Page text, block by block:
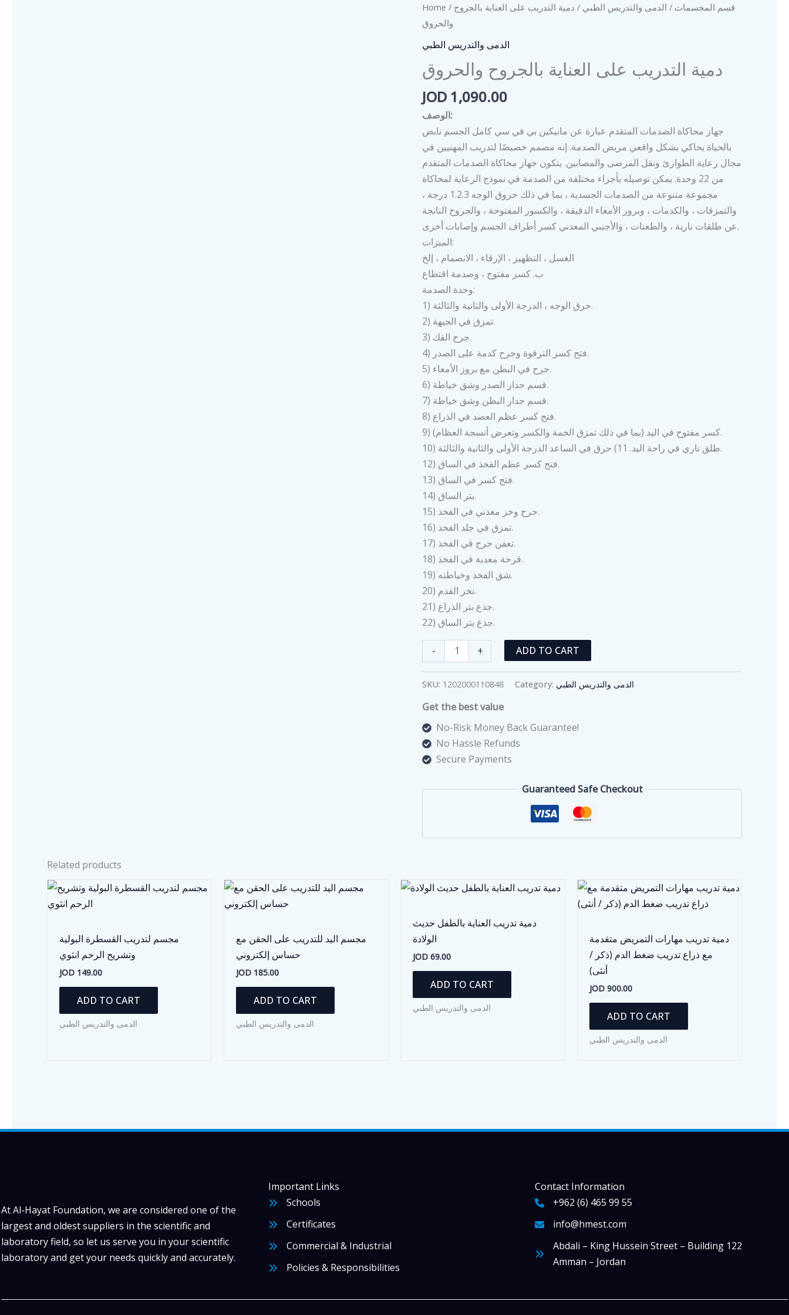
Home / قسم المجسمات / الدمى والتدريس الطبي / دمية التدريب على العناية بالجروح
والحروق
الدمى والتدريس الطبي
دمية التدريب على العناية بالجروح والحروق
JOD 1,090.00
الوصف:
جهاز محاكاة الصدمات المتقدم عبارة عن مانيكين بي في سي كامل الجسم نابض
بالحياة يحاكي بشكل واقعي مريض الصدمة. إنه مصمم خصيصًا لتدريب المهنيين في
مجال رعاية الطوارئ ونقل المرضى والمصابين. يتكون جهاز محاكاة الصدمات المتقدم
من 22 وحدة. يمكن توصيله بأجزاء مختلفة من الصدمة في نموذج الرعاية لمحاكاة
مجموعة متنوعة من الصدمات الجسدية ، بما في ذلك حروق الوجه 1.2.3 درجة ،
والتمزقات ، والكدمات ، وبروز الأمعاء الدقيقة ، والكسور المفتوحة ، والجروح الناتجة
عن طلقات نارية ، والطعنات ، والأجنبي المعدني كسر أطراف الجسم وإصابات أخرى.
الميزات:
الغسل ، التطهير ، الإرقاء ، الانصمام ، إلخ
ب. كسر مفتوح ، وصدمة اقتطاع
وحدة الصدمة:
1) حرق الوجه ، الدرجة الأولى والثانية والثالثة.
2) تمزق في الجبهة.
3) جرح الفك.
4) فتح كسر الترقوة وجرح كدمة على الصدر.
5) جرح في البطن مع بروز الأمعاء.
6) قسم جدار الصدر وشق خياطة.
7) قسم جدار البطن وشق خياطة.
8) فتح كسر عظم العضد في الذراع.
9) كسر مفتوح في اليد (بما في ذلك تمزق الحمة والكسر وتعرض أنسجة العظام).
10) طلق ناري في راحة اليد. 11) حرق في الساعد الدرجة الأولى والثانية والثالثة.
12) فتح كسر عظم الفخذ في الساق.
13) فتح كسر في الساق.
14) بتر الساق.
15) جرح وخز معدني في الفخذ.
16) تمزق في جلد الفخذ.
17) تعفن جرح في الفخذ.
18) قرحة معدية في الفخذ.
19) شق الفخذ وخياطته.
20) نخر القدم.
21) جذع بتر الذراع.
22) جذع بتر الساق.
-
التدريب
على
بالجروح
والحروق
quantity
+ ADD TO CART
SKU: 1202000110848 Category: الدمى والتدريس الطبي
Get the best value
No-Risk Money Back Guarantee!
No Hassle Refunds
Secure Payments
Guaranteed Safe Checkout
Related products
مجسم لتدريب القسطرة البولية
وتشريح الرحم انثوي
JOD 149.00
ADD TO CART
الدمى والتدريس الطبي
مجسم اليد للتدريب على الحقن مع
حساس إلكتروني
JOD 185.00
ADD TO CART
الدمى والتدريس الطبي
دمية تدريب العناية بالطفل حديث
الولادة
JOD 69.00
ADD TO CART
الدمى والتدريس الطبي
دمية تدريب مهارات التمريض متقدمة
مع ذراع تدريب ضغط الدم (ذكر /
أنثى)
JOD 900.00
ADD TO CART
الدمى والتدريس الطبي
At Al-Hayat Foundation, we are considered one of the
largest and oldest suppliers in the scientific and
laboratory field, so let us serve you in your scientific
laboratory and get your needs quickly and accurately.
Important Links
Schools
Certificates
Commercial & Industrial
Policies & Responsibilities
Contact Information
+962 (6) 465 99 55
info@hmest.com
Abdali – King Hussein Street – Building 122
Amman – Jordan